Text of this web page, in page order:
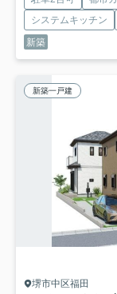
システムキッチン
新築
新築一戸建
堺市中区福田